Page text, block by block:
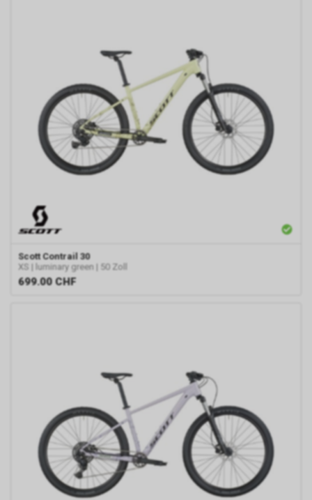
Scott Contrail 30
XS | luminary green | 50 Zoll
699.00 CHF